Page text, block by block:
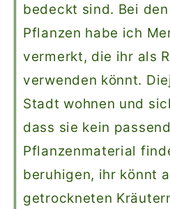
bedeckt sind. Bei
Pflanzen habe ich
vermerkt, die ihr als
verwenden könnt.
Stadt wohnen und
dass sie kein
Pflanzenmaterial
beruhigen, ihr könnt
getrockneten